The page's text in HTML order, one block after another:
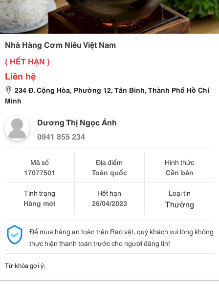
Nhà Hàng Cơm Niêu Việt Nam
( HẾT HẠN )
Liên hệ
234 Đ. Cộng Hòa, Phường 12, Tân Bình, Thành Phố Hồ Chí
Minh
Dương Thị Ngọc Ánh
0941 855 234
Mã số
17077501
Địa điểm
Toàn quốc
Hình thức
Cần bán
Tình trạng
Hàng mới
Hết hạn
26/04/2023
Loại tin
Thường
Để mua hàng an toàn trên Rao vặt, quý khách vui lòng không
thực hiện thanh toán trước cho người đăng tin!
Từ khóa gợi ý: